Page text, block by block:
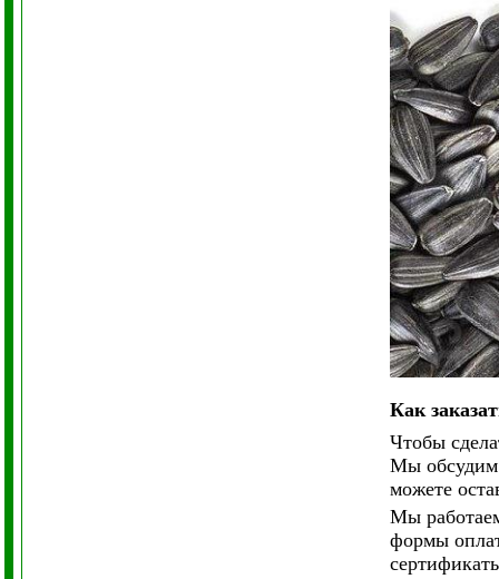
Как
Чтобы
Мы обсудим
можете
Мы
формы